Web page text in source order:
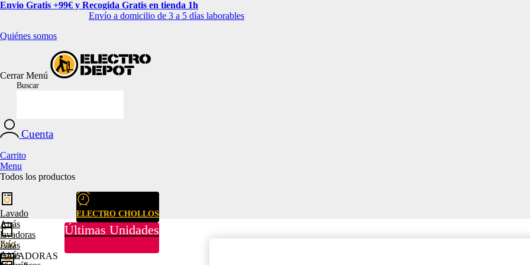
Envio Gratis +99€ y Recogida Gratis en tienda 1h
Envío a domicilio de 3 a 5 días laborables
Quiénes somos
CerrarMenú
Buscar
Cuenta
Carrito
Menu
Todos los productos
ELECTRO CHOLLOS
Últimas Unidades
Lavado
Atrás
lavadoras
Atrás
LAVADORAS
Frío
Atrás